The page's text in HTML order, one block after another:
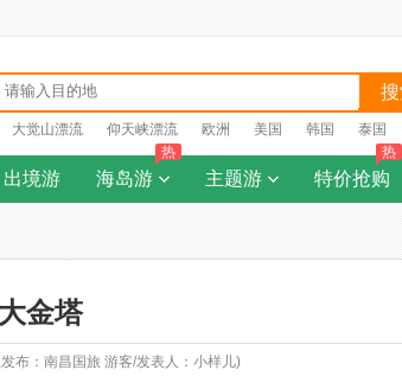
大觉山漂流 仰天峡漂流 欧洲 美国 韩国 泰国
出境游 海岛游
热
主题游 特价抢购
热
金塔
布：南昌国旅 游客/发表人：小样儿)